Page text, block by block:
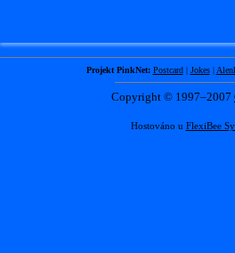
Projekt PinkNet: Postcard| Jokes|
Copyright © 1997–2007
Hostováno u FlexiBee